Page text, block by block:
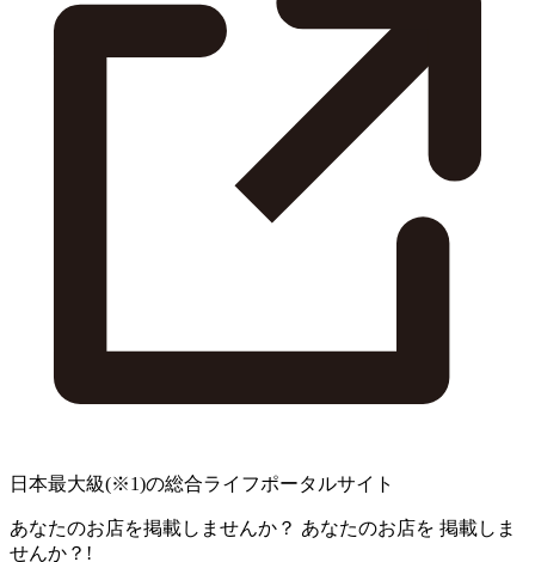
日本最大級(※1)の総合ライフポータルサイト
あなたのお店を掲載しませんか？ あなたのお店を 掲載しま
せんか？!